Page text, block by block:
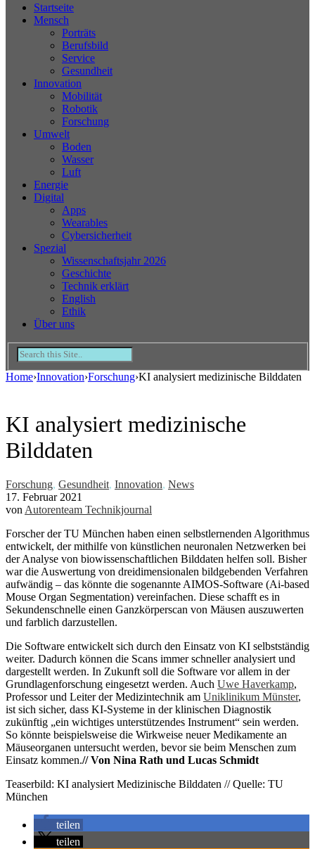
Startseite
Mensch
Porträts
Berufsbild
Service
Gesundheit
Innovation
Mobilität
Robotik
Forschung
Umwelt
Boden
Wasser
Luft
Energie
Digital
Apps
Wearables
Cybersicherheit
Spezial
Wissenschaftsjahr 2026
Geschichte
Technik erklärt
English
Ethik
Über uns
Home›Innovation›Forschung›KI analysiert medizinische Bilddaten
KI analysiert medizinische
Bilddaten
Forschung, Gesundheit, Innovation, News
17. Februar 2021
von Autorenteam Technikjournal
Forscher der TU München haben einen selbstlernenden Algorithmus
entwickelt, der mithilfe von künstlichen neuronalen Netzwerken bei
der Analyse von biowissenschaftlichen Bilddaten helfen soll. Bisher
war die Auswertung von dreidimensionalen bildgebenden Verfahren
aufwändig – das könnte die sogenannte AIMOS-Software (Ai-based
Mouse Organ Segmentation) vereinfachen. Diese schafft es in
Sekundenschnelle einen Ganzkörperscan von Mäusen auszuwerten
und farblich darzustellen.
Die Software entwickelt sich durch den Einsatz von KI selbstständig
weiter. Dadurch können die Scans immer schneller analysiert und
dargestellt werden. In Zukunft soll die Software vor allem in der
Grundlagenforschung eingesetzt werden. Auch Uwe Haverkamp,
Professor und Leiter der Medizintechnik am Uniklinikum Münster,
ist sich sicher, dass KI-Systeme in der klinischen Diagnostik
zukünftig „ein wichtiges unterstützendes Instrument“ sein werden.
So könnte beispielsweise die Wirkweise neuer Medikamente an
Mäuseorganen untersucht werden, bevor sie beim Menschen zum
Einsatz kommen.// Von Nina Rath und Lucas Schmidt
Teaserbild: KI analysiert Medizinische Bilddaten // Quelle: TU
München
teilen
teilen